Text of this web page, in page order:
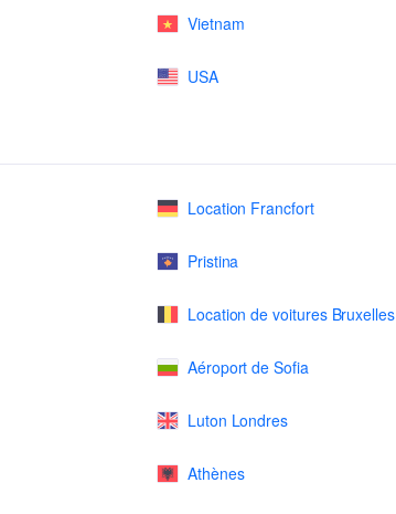
Vietnam
USA
Location Francfort
Pristina
Location de voitures Bruxelles
Aéroport de Sofia
Luton Londres
Athènes